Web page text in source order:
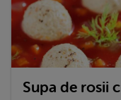
Supa de rosii